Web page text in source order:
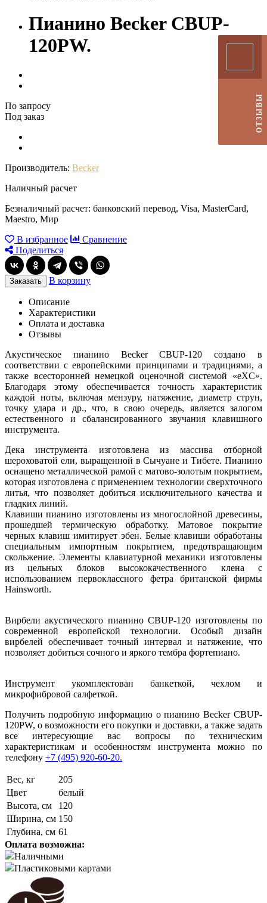
Пианино Becker CBUP-
120PW.
По запросу
Под заказ
Производитель: Becker
Наличный расчет
Безналичный расчет: банковский перевод, Visa, MasterCard,
Maestro, Мир
В избранное
Сравнение
Поделиться
Заказать В корзину
Описание
Характеристики
Оплата и доставка
Отзывы
Акустическое пианино Becker CBUP-120 создано в
соответствии с европейскими принципами и традициями, а
также всесторонней немецкой оценочной системой «eXC».
Благодаря этому обеспечивается точность характеристик
каждой ноты, включая мензуру, натяжение, диаметр струн,
точку удара и др., что, в свою очередь, является залогом
естественного и сбалансированного звучания клавишного
инструмента.
Дека инструмента изготовлена из массива отборной
шероховатой ели, выращенной в Сычуане и Тибете. Пианино
оснащено металлической рамой с матово-золотым покрытием,
которая изготовлена с применением технологии сверхточного
литья, что позволяет добиться исключительного качества и
гладких линий.
Клавиши пианино изготовлены из многослойной древесины,
прошедшей термическую обработку. Матовое покрытие
черных клавиш имитирует эбен. Белые клавиши обработаны
специальным импортным покрытием, предотвращающим
скольжение. Элементы клавиатурной механики изготовлены
из цельных блоков высококачественного клена с
использованием первоклассного фетра британской фирмы
Hainsworth.
Вирбели акустического пианино CBUP-120 изготовлены по
современной европейской технологии. Особый дизайн
вирбелей обеспечивает точный интервал и натяжение, что
позволяет добиться сочного и яркого тембра фортепиано.
Инструмент укомплектован банкеткой, чехлом и
микрофибровой салфеткой.
Получить подробную информацию о пианино Becker CBUP-
120PW, о возможности его покупки и доставки, а также задать
все интересующие вас вопросы по техническим
характеристикам и особенностям инструмента можно по
телефону +7 (495) 920-60-20.
Вес, кг
205
Цвет
белый
Высота, см
120
Ширина, см 150
Глубина, см 61
Оплата возможна:
Наличными
Пластиковыми картами
ОТЗЫВЫ